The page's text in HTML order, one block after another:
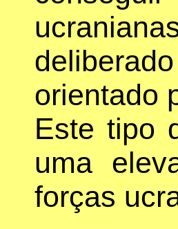
orientado
Este tipo
uma
forças